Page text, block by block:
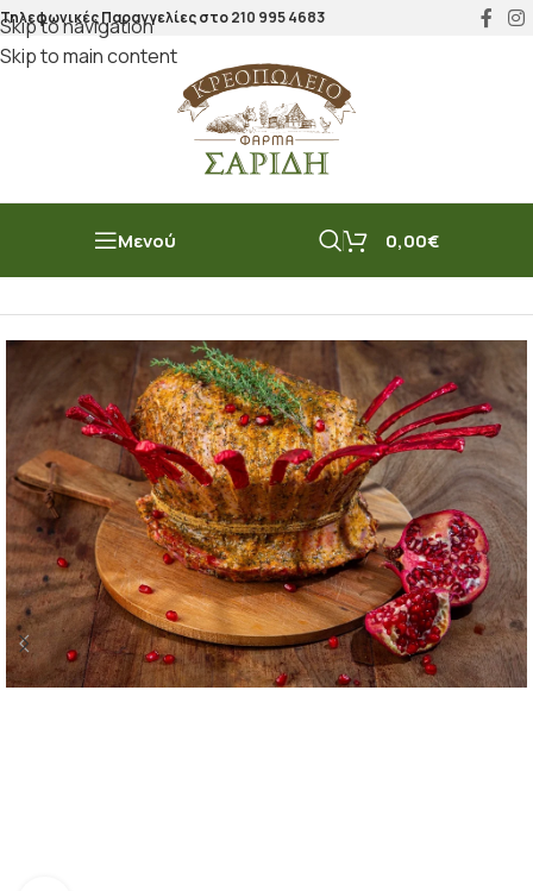
Skip to navigation
Skip to main content
Τηλεφωνικές Παραγγελίες στο210 995 4683
Μενού 0,00€